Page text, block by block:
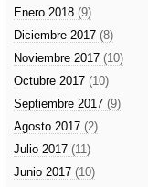
Enero 2018 (9)
Diciembre 2017 (8)
Noviembre 2017 (10)
Octubre 2017 (10)
Septiembre 2017 (9)
Agosto 2017 (2)
Julio 2017 (11)
Junio 2017 (10)